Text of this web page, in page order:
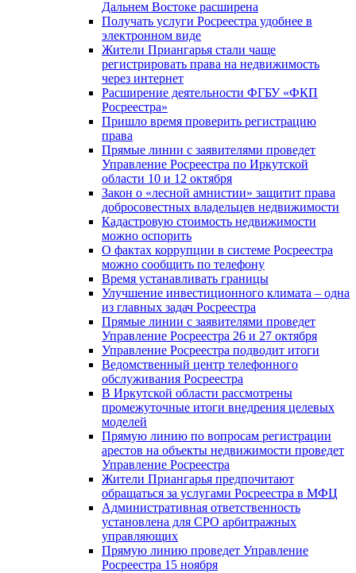
Дальнем Востоке расширена
Получать услуги Росреестра удобнее в
электронном виде
Жители Приангарья стали чаще
регистрировать права на недвижимость
через интернет
Расширение деятельности ФГБУ «ФКП
Росреестра»
Пришло время проверить регистрацию
права
Прямые линии с заявителями проведет
Управление Росреестра по Иркутской
области 10 и 12 октября
Закон о «лесной амнистии» защитит права
добросовестных владельцев недвижимости
Кадастровую стоимость недвижимости
можно оспорить
О фактах коррупции в системе Росреестра
можно сообщить по телефону
Время устанавливать границы
Улучшение инвестиционного климата – одна
из главных задач Росреестра
Прямые линии с заявителями проведет
Управление Росреестра 26 и 27 октября
Управление Росреестра подводит итоги
Ведомственный центр телефонного
обслуживания Росреестра
В Иркутской области рассмотрены
промежуточные итоги внедрения целевых
моделей
Прямую линию по вопросам регистрации
арестов на объекты недвижимости проведет
Управление Росреестра
Жители Приангарья предпочитают
обращаться за услугами Росреестра в МФЦ
Административная ответственность
установлена для СРО арбитражных
управляющих
Прямую линию проведет Управление
Росреестра 15 ноября